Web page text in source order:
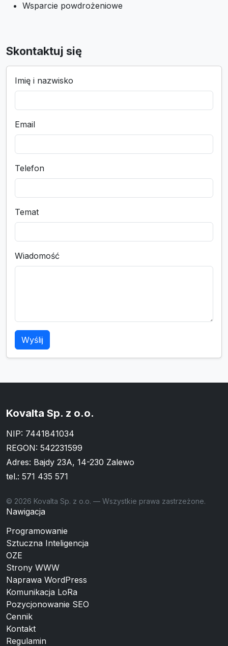
Wsparcie powdrożeniowe
Skontaktuj się
Imię i nazwisko
Email
Telefon
Temat
Wiadomość
Wyślij
Kovalta Sp. z o.o.
NIP: 7441841034
REGON: 542231599
Adres: Bajdy 23A, 14-230 Zalewo
tel.: 571 435 571
© 2026 Kovalta Sp. z o.o. — Wszystkie prawa zastrzeżone.
Nawigacja
Programowanie
Sztuczna Inteligencja
OZE
Strony WWW
Naprawa WordPress
Komunikacja LoRa
Pozycjonowanie SEO
Cennik
Kontakt
Regulamin